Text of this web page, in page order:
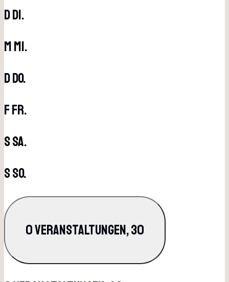
DDi.
MMi.
DDo.
FFr.
SSa.
SSo.
0 Veranstaltungen,30